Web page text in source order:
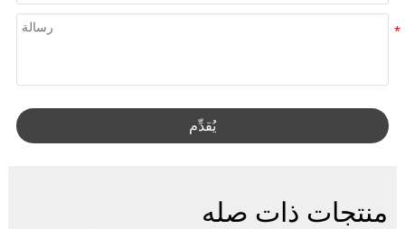
يُقدِّم
منتجات ذات صله